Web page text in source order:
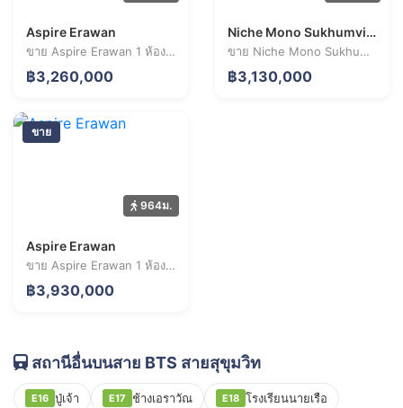
Aspire Erawan
ขาย Aspire Erawan 1 ห้องนอน 26.5 ตร.ม. ราคา 3.26 ล้านบาท
฿3,260,000
Niche Mono Sukhumvit-Puchao
ขาย Niche Mono Sukhumvit-Puchao 3 ห้องนอน 75.6 ตร.ม. ราคา 3.13 ล้านบาท
฿3,130,000
ขาย
964ม.
Aspire Erawan
ขาย Aspire Erawan 1 ห้องนอน 27.9 ตร.ม. ราคา 3.93 ล้านบาท
฿3,930,000
สถานีอื่นบนสาย BTS สายสุขุมวิท
E16 ปู่เจ้า E17 ช้างเอราวัณ E18 โรงเรียนนายเรือ